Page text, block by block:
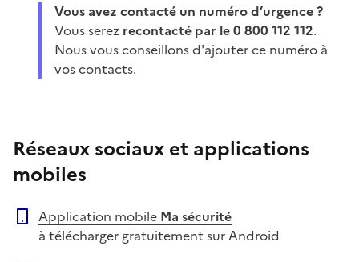
Vous avez contacté un numéro d’urgence ?
Vous serez recontacté par le 0 800 112 112.
Nous vous conseillons d'ajouter ce numéro à
vos contacts.
Réseaux sociaux et applications
mobiles
Application mobile Ma sécurité
à télécharger gratuitement sur Android